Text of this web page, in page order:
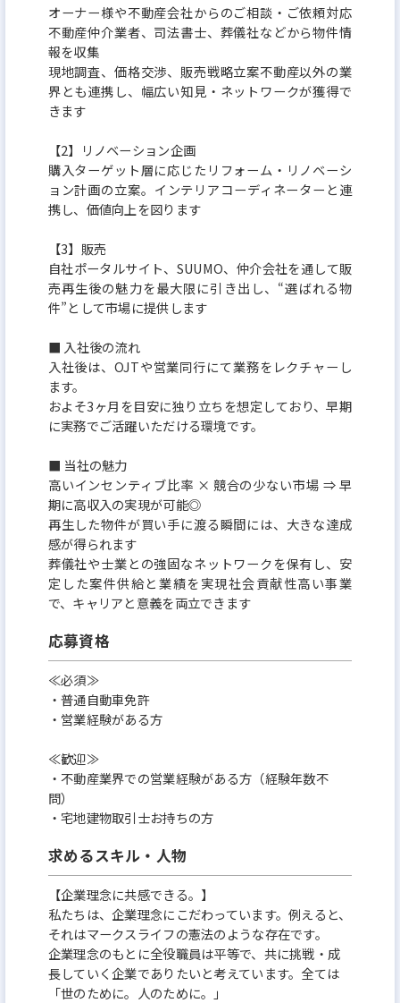
オーナー様や不動産会社からのご相談・ご依頼対応
不動産仲介業者、司法書士、葬儀社などから物件情
報を収集
現地調査、価格交渉、販売戦略立案不動産以外の業
界とも連携し、幅広い知見・ネットワークが獲得で
きます
【2】リノベーション企画
購入ターゲット層に応じたリフォーム・リノベーシ
ョン計画の立案。インテリアコーディネーターと連
携し、価値向上を図ります
【3】販売
自社ポータルサイト、SUUMO、仲介会社を通して販
売再生後の魅力を最大限に引き出し、“選ばれる物
件”として市場に提供します
■ 入社後の流れ
入社後は、OJTや営業同行にて業務をレクチャーし
ます。
およそ3ヶ月を目安に独り立ちを想定しており、早期
に実務でご活躍いただける環境です。
■ 当社の魅力
高いインセンティブ比率 × 競合の少ない市場 ⇒ 早
期に高収入の実現が可能◎
再生した物件が買い手に渡る瞬間には、大きな達成
感が得られます
葬儀社や士業との強固なネットワークを保有し、安
定した案件供給と業績を実現社会貢献性高い事業
で、キャリアと意義を両立できます
応募資格
≪必須≫
・普通自動車免許
・営業経験がある方
≪歓迎≫
・不動産業界での営業経験がある方（経験年数不
問）
・宅地建物取引士お持ちの方
求めるスキル・人物
【企業理念に共感できる。】
私たちは、企業理念にこだわっています。例えると、
それはマークスライフの憲法のような存在です。
企業理念のもとに全役職員は平等で、共に挑戦・成
長していく企業でありたいと考えています。全ては
「世のために。人のために。」